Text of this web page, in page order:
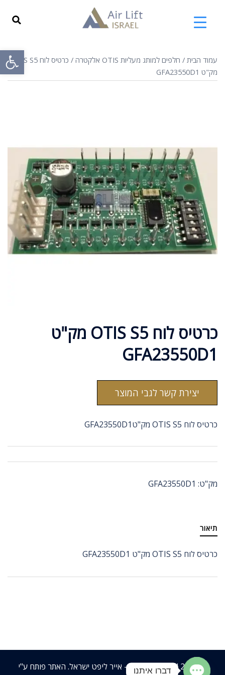
עמוד הבית / חלפים למותג מעליות OTIS אלקטרה
/ כרטיס לוח OTIS S5
מק"ט GFA23550D1
כרטיס לוח OTIS S5 מק"ט
GFA23550D1
יצירת קשר לגבי המוצר
כרטיס לוח OTIS S5 מק"טGFA23550D1
מק"ט: GFA23550D1
תיאור
כרטיס לוח OTIS S5 מק"ט GFA23550D1
© 2026 Air-Lift Israel - אייר ליפט ישראל. האתר פותח ע"י דברו איתנו